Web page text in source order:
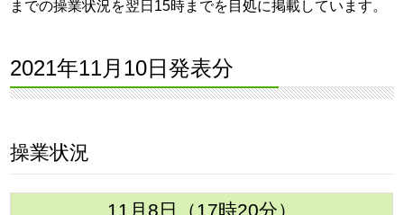
までの操業状況を翌日15時までを目処に掲載しています。
2021年11月10日発表分
操業状況
11月8日（17時20分）